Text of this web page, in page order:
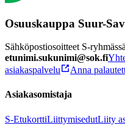
Osuuskauppa Suur-
Sähköpostiosoitteet S-
etunimi.sukunimi@sok.fi
asiakaspalvelu
Anna
Asiakasomistaja
S-EtukorttiLiittymisedutLiity